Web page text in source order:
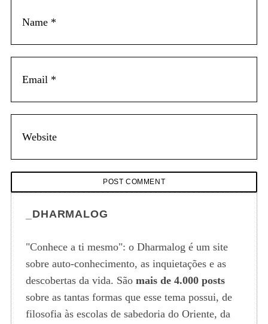
_DHARMALOG
"Conhece a ti mesmo": o Dharmalog é um site
sobre auto-conhecimento, as inquietações e as
descobertas da vida. São mais de 4.000 posts
sobre as tantas formas que esse tema possui, de
filosofia às escolas de sabedoria do Oriente, da